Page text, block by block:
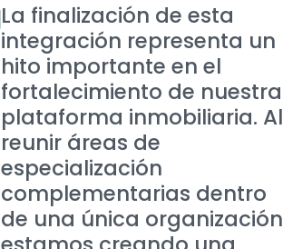
La finalización de esta
integración representa un
hito importante en el
fortalecimiento de nuestra
plataforma inmobiliaria. Al
reunir áreas de
especialización
complementarias dentro
de una única